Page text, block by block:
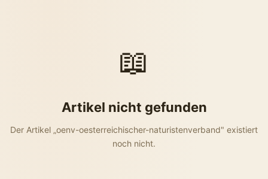
📖
Artikel nicht gefunden
Der Artikel „oenv-oesterreichischer-naturistenverband" existiert
noch nicht.